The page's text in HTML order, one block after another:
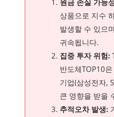
원금 손실 가능
상품으로 지수
발생할 수 있으
귀속됩니다.
집중 투자 위험:
반도체TOP10
기업(삼성전자,
큰 영향을 받을
추적오차 발생: